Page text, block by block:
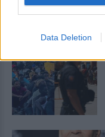
Data Deletion